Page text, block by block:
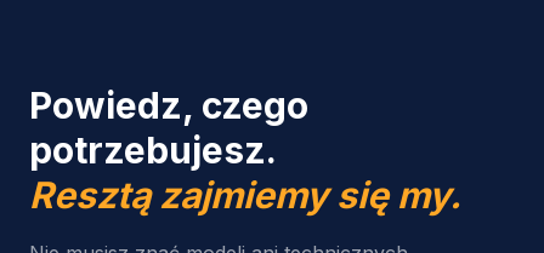
Powiedz, czego
potrzebujesz.
Resztą zajmiemy się my.